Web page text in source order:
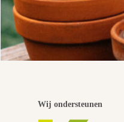
Wij ondersteunen